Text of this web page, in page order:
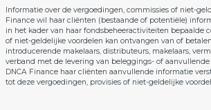
Informatie over de vergoedingen, commissies of niet-
Finance wil haar cliënten (bestaande of potentiële)
in het kader van haar fondsbeheeractiviteiten bepaalde
of niet-geldelijke voordelen kan ontvangen van of
introducerende makelaars, distributeurs, makelaars,
verband met de levering van beleggings- of aanvullende
DNCA Finance haar cliënten aanvullende informatie
tot deze vergoedingen, provisies of niet-geldelijke